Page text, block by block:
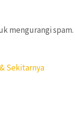
mengurangi spam.
Sekitarnya